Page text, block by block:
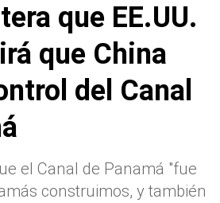
que EE.UU.
que China
del Canal
el Canal de Panamá "fue
construimos, y también